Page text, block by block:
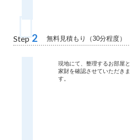
Step 2 無料見積もり（30分程度）
現地にて、整理するお部屋と
家財を確認させていただきま
す。